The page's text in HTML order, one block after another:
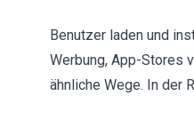
Benutzer laden und
Werbung, App-Stores
ähnliche Wege. In der